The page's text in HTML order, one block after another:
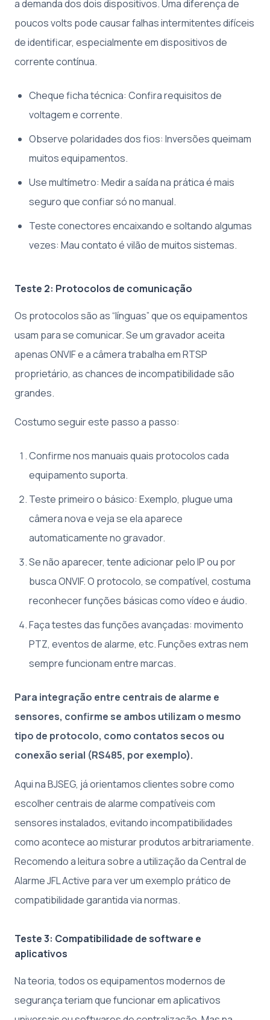
a demanda dos dois dispositivos. Uma diferença de
poucos volts pode causar falhas intermitentes difíceis
de identificar, especialmente em dispositivos de
corrente contínua.
Cheque ficha técnica: Confira requisitos de
voltagem e corrente.
Observe polaridades dos fios: Inversões queimam
muitos equipamentos.
Use multímetro: Medir a saída na prática é mais
seguro que confiar só no manual.
Teste conectores encaixando e soltando algumas
vezes: Mau contato é vilão de muitos sistemas.
Teste 2: Protocolos de comunicação
Os protocolos são as “línguas” que os equipamentos
usam para se comunicar. Se um gravador aceita
apenas ONVIF e a câmera trabalha em RTSP
proprietário, as chances de incompatibilidade são
grandes.
Costumo seguir este passo a passo:
Confirme nos manuais quais protocolos cada
equipamento suporta.
Teste primeiro o básico: Exemplo, plugue uma
câmera nova e veja se ela aparece
automaticamente no gravador.
Se não aparecer, tente adicionar pelo IP ou por
busca ONVIF. O protocolo, se compatível, costuma
reconhecer funções básicas como vídeo e áudio.
Faça testes das funções avançadas: movimento
PTZ, eventos de alarme, etc. Funções extras nem
sempre funcionam entre marcas.
Para integração entre centrais de alarme e
sensores, confirme se ambos utilizam o mesmo
tipo de protocolo, como contatos secos ou
conexão serial (RS485, por exemplo).
Aqui na BJSEG, já orientamos clientes sobre como
escolher centrais de alarme compatíveis com
sensores instalados, evitando incompatibilidades
como acontece ao misturar produtos arbitrariamente.
Recomendo a leitura sobre a utilização da Central de
Alarme JFL Active para ver um exemplo prático de
compatibilidade garantida via normas.
Teste 3: Compatibilidade de software e
aplicativos
Na teoria, todos os equipamentos modernos de
segurança teriam que funcionar em aplicativos